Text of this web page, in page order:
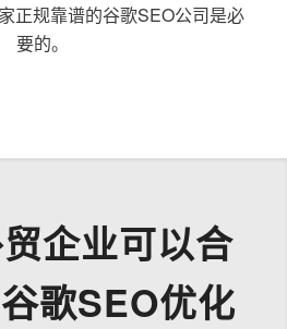
正规靠谱的谷歌SEO公司是必
要的。
企业可以合
歌SEO优化